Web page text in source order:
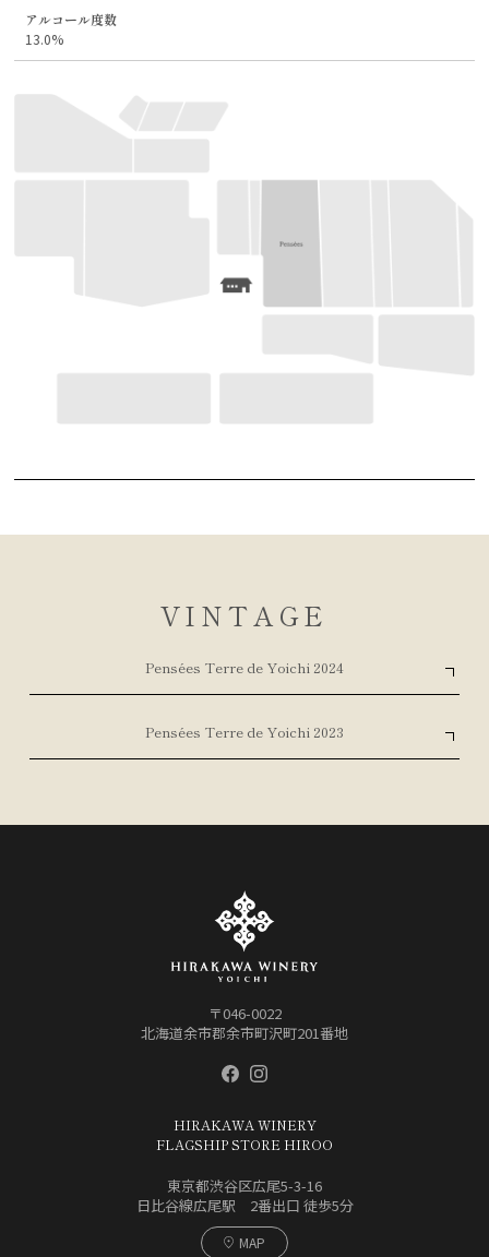
アルコール度数
13.0%
VINTAGE
Pensées Terre de Yoichi 2024
Pensées Terre de Yoichi 2023
〒046-0022
北海道余市郡余市町沢町201番地
HIRAKAWA WINERY
FLAGSHIP STORE HIROO
東京都渋谷区広尾5-3-16
日比谷線広尾駅 2番出口 徒歩5分
MAP